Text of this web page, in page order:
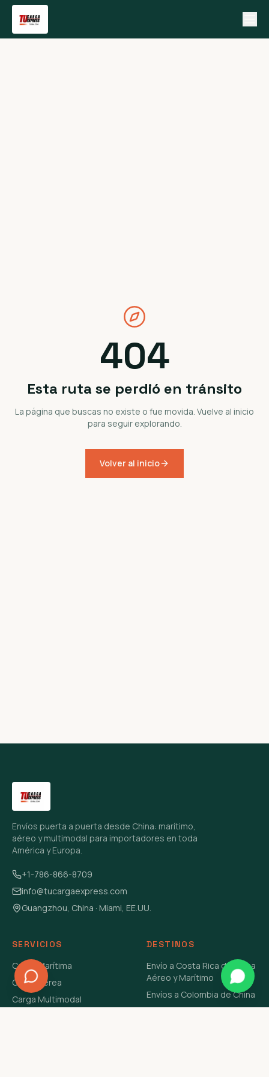
404
Esta ruta se perdió en tránsito
La página que buscas no existe o fue movida. Vuelve al inicio
para seguir explorando.
Volver al inicio
Envíos puerta a puerta desde China: marítimo,
aéreo y multimodal para importadores en toda
América y Europa.
+1-786-866-8709
info@tucargaexpress.com
Guangzhou, China · Miami, EE.UU.
SERVICIOS
Carga Marítima
Carga Aérea
Carga Multimodal
DESTINOS
Envío a Costa Rica de China
Aéreo y Marítimo
Envíos a Colombia de China